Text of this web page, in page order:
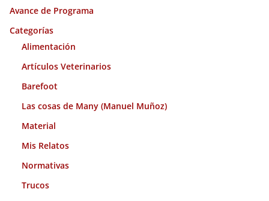
v
o
Avance de Programa
Categorías
Alimentación
Artículos Veterinarios
Barefoot
Las cosas de Many (Manuel Muñoz)
Material
Mis Relatos
Normativas
Trucos